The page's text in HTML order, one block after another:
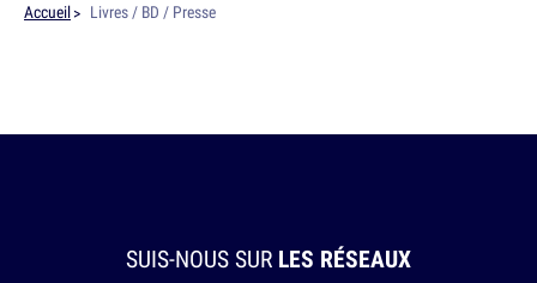
Accueil Livres / BD / Presse
SUIS-NOUS SUR LES RÉSEAUX